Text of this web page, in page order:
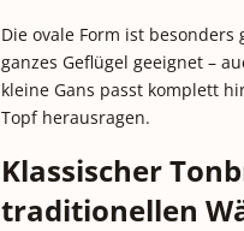
Die ovale Form ist
ganzes Geflügel geeignet –
kleine Gans passt komplett
Topf herausragen.
Klassischer
traditionellen